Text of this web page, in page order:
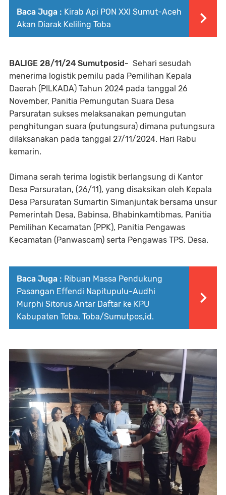
Baca Juga : Kirab Api PON XXI Sumut-Aceh
Akan Diarak Keliling Toba
BALIGE 28/11/24 Sumutposid- Sehari sesudah
menerima logistik pemilu pada Pemilihan Kepala
Daerah (PILKADA) Tahun 2024 pada tanggal 26
November, Panitia Pemungutan Suara Desa
Parsuratan sukses melaksanakan pemungutan
penghitungan suara (putungsura) dimana putungsura
dilaksanakan pada tanggal 27/11/2024. Hari Rabu
kemarin.
Dimana serah terima logistik berlangsung di Kantor
Desa Parsuratan, (26/11), yang disaksikan oleh Kepala
Desa Parsuratan Sumartin Simanjuntak bersama unsur
Pemerintah Desa, Babinsa, Bhabinkamtibmas, Panitia
Pemilihan Kecamatan (PPK), Panitia Pengawas
Kecamatan (Panwascam) serta Pengawas TPS. Desa.
Baca Juga : Ribuan Massa Pendukung
Pasangan Effendi Napitupulu-Audhi
Murphi Sitorus Antar Daftar ke KPU
Kabupaten Toba. Toba/Sumutpos,id.